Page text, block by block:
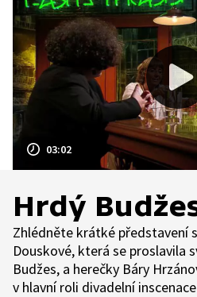
03:02
Hrdý
Zhlédněte krátké představení
Douskové, která se proslavila
Budžes, a herečky Báry
v hlavní roli divadelní